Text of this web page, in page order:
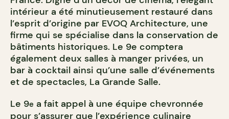
intérieur a été minutieusement restauré dans
l’esprit d’origine par EVOQ Architecture, une
firme qui se spécialise dans la conservation de
bâtiments historiques. Le 9e comptera
également deux salles à manger privées, un
bar à cocktail ainsi qu’une salle d’événements
et de spectacles, La Grande Salle.
Le 9e a fait appel à une équipe chevronnée
pour s’assurer que l’expérience culinaire